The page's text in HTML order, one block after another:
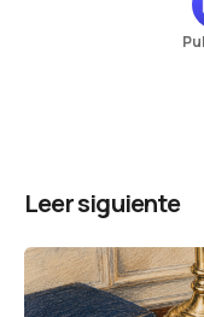
Leer siguiente